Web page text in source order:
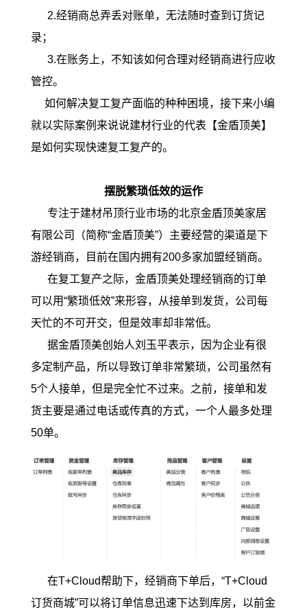
2.经销商总弄丢对账单，无法随时查到订货记
录；
3.在账务上，不知该如何合理对经销商进行应收
管控。
如何解决复工复产面临的种种困境，接下来小编
就以实际案例来说说建材行业的代表【金盾顶美】
是如何实现快速复工复产的。
摆脱繁琐低效的运作
专注于建材吊顶行业市场的北京金盾顶美家居
有限公司（简称“金盾顶美”）主要经营的渠道是下
游经销商，目前在国内拥有200多家加盟经销商。
在复工复产之际，金盾顶美处理经销商的订单
可以用“繁琐低效”来形容，从接单到发货，公司每
天忙的不可开交，但是效率却非常低。
据金盾顶美创始人刘玉平表示，因为企业有很
多定制产品，所以导致订单非常繁琐，公司虽然有
5个人接单，但是完全忙不过来。之前，接单和发
货主要是通过电话或传真的方式，一个人最多处理
50单。
在T+Cloud帮助下，经销商下单后，“T+Cloud
订货商城”可以将订单信息迅速下达到库房，以前金